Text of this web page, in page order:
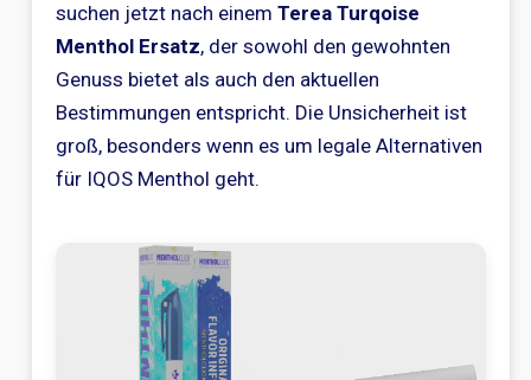
suchen jetzt nach einem Terea Turqoise
Menthol Ersatz, der sowohl den gewohnten
Genuss bietet als auch den aktuellen
Bestimmungen entspricht. Die Unsicherheit ist
groß, besonders wenn es um legale Alternativen
für IQOS Menthol geht.